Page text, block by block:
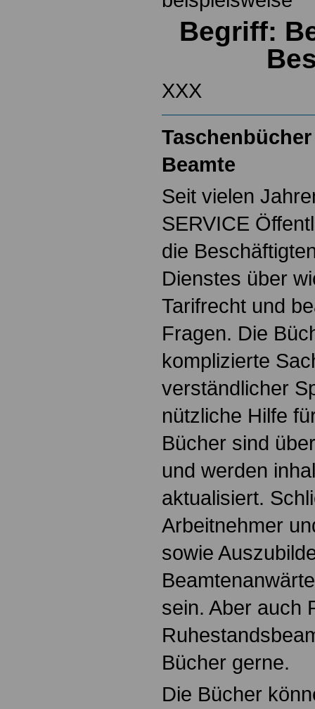
Begriff:
XXX
Beamte
Seit vielen
SERVICE
die
Dienstes über
Tarifrecht und
Fragen. Die
komplizierte
verständlicher
nützliche Hilfe
Bücher sind
und werden
aktualisiert.
Arbeitnehmer
sowie
sein. Aber auch
Bücher gerne.
Die Bücher